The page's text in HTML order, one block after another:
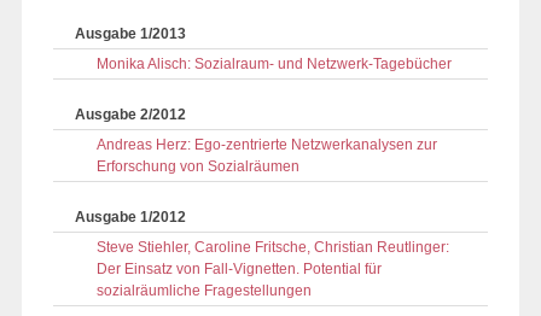
Ausgabe 1/2013
Monika Alisch: Sozialraum- und Netzwerk-Tagebücher
Ausgabe 2/2012
Andreas Herz: Ego-zentrierte Netzwerkanalysen zur
Erforschung von Sozialräumen
Ausgabe 1/2012
Steve Stiehler, Caroline Fritsche, Christian Reutlinger:
Der Einsatz von Fall-Vignetten. Potential für
sozialräumliche Fragestellungen